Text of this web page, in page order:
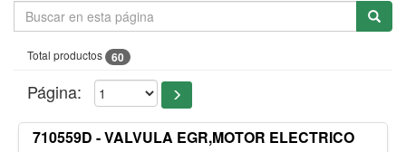
Total productos 60
Página:
710559D - VALVULA EGR,MOTOR ELECTRICO